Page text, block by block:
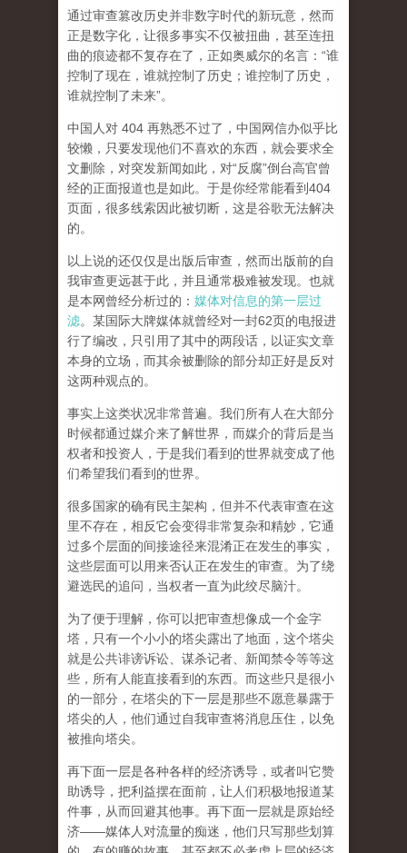
通过审查篡改历史并非数字时代的新玩意，然而
正是数字化，让很多事实不仅被扭曲，甚至连扭
曲的痕迹都不复存在了，正如奥威尔的名言：“谁
控制了现在，谁就控制了历史；谁控制了历史，
谁就控制了未来”。
中国人对 404 再熟悉不过了，中国网信办似乎比
较懒，只要发现他们不喜欢的东西，就会要求全
文删除，对突发新闻如此，对“反腐”倒台高官曾
经的正面报道也是如此。于是你经常能看到404
页面， 很多线索因此被切断，这是谷歌无法解决
的。
以上说的还仅仅是出版后审查，然而出版前的自
我审查更远甚于此，并且通常极难被发现。 也就
是本网曾经分析过的： 媒体对信息的第一层过
滤。某国际大牌媒体就曾经对一封62页的电报进
行了编改，只引用了其中的两段话，以证实文章
本身的立场，而其余被删除的部分却正好是反对
这两种观点的。
事实上这类状况非常普遍。我们所有人在大部分
时候都通过媒介来了解世界，而媒介的背后是当
权者和投资人，于是我们看到的世界就变成了他
们希望我们看到的世界。
很多国家的确有民主架构，但并不代表审查在这
里不存在，相反它会变得非常复杂和精妙，它通
过多个层面的间接途径来混淆正在发生的事实，
这些层面可以用来否认正在发生的审查。为了绕
避选民的追问，当权者一直为此绞尽脑汁。
为了便于理解，你可以把审查想像成一个金字
塔，只有一个小小的塔尖露出了地面，这个塔尖
就是公共诽谤诉讼、谋杀记者、新闻禁令等等这
些，所有人能直接看到的东西。而这些只是很小
的一部分，在塔尖的下一层是那些不愿意暴露于
塔尖的人，他们通过自我审查将消息压住，以免
被推向塔尖。
再下面一层是各种各样的经济诱导，或者叫它赞
助诱导，把利益摆在面前，让人们积极地报道某
件事，从而回避其他事。再下面一层就是原始经
济——媒体人对流量的痴迷，他们只写那些划算